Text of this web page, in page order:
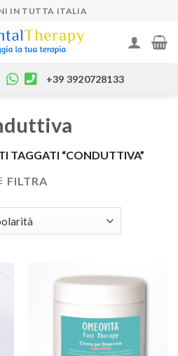
IN TUTTA ITALIA
+39 3920728133
TAGGATI “CONDUTTIVA”
FILTRA